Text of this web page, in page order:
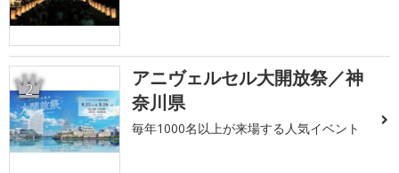
2
アニヴェルセル大開放祭／神
奈川県
毎年1000名以上が来場する人気イベント